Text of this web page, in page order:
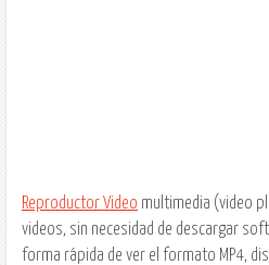
Reproductor Video multimedia (video
videos, sin necesidad de descargar
forma rápida de ver el formato MP4,